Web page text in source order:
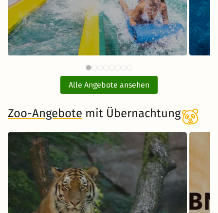
ab87 €
Therme Erding mit
Übernachtung
inkl. Übernachtung und Frühstück
Alle Angebote ansehen
Zoo-Angebote mit Übernachtung